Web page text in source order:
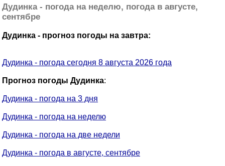
Дудинка - погода на неделю, погода в августе,
сентябре
Дудинка - прогноз погоды на завтра:
Дудинка - погода сегодня 8 августа 2026 года
Прогноз погоды Дудинка:
Дудинка - погода на 3 дня
Дудинка - погода на неделю
Дудинка - погода на две недели
Дудинка - погода в августе, сентябре